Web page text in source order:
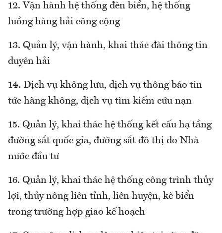
12. Vận hành hệ thống đèn biển, hệ thống
luồng hàng hải công cộng
13. Quản lý, vận hành, khai thác đài thông tin
duyên hải
14. Dịch vụ không lưu, dịch vụ thông báo tin
tức hàng không, dịch vụ tìm kiếm cứu nạn
15. Quản lý, khai thác hệ thống kết cấu hạ tầng
đường sắt quốc gia, đường sắt đô thị do Nhà
nước đầu tư
16. Quản lý, khai thác hệ thống công trình thủy
lợi, thủy nông liên tỉnh, liên huyện, kè biển
trong trường hợp giao kế hoạch